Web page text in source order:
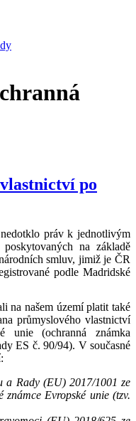
po
práv k jednotlivým
na základě
smluv, jimiž je ČR
podle Madridské
na našem území platit také
průmyslového vlastnictví
unie (ochranná známka
ES č. 90/94). V současné
a Rady (EU) 2017/1001 ze
Evropské unie (tzv.